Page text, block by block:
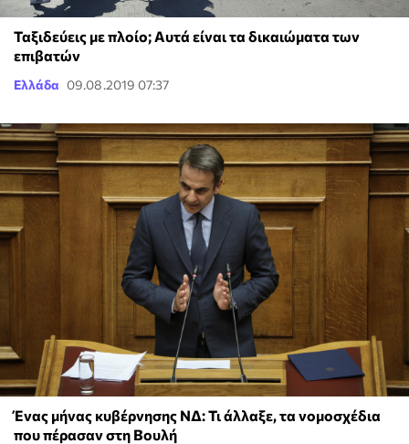
Ταξιδεύεις με πλοίο; Αυτά είναι τα δικαιώματα των
επιβατών
Ελλάδα 09.08.2019 07:37
Ένας μήνας κυβέρνησης ΝΔ: Τι άλλαξε, τα νομοσχέδια
που πέρασαν στη Βουλή